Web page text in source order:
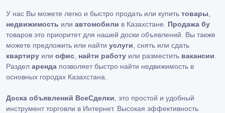
У нас Вы можете легко и быстро продать или купить товары
недвижимость или автомобили в Казахстане. Продажа бу
товаров это приоритет для нашей доски объявлений. Вы также
можете предложить или найти услуги , снять или сдать
квартиру или офис найти работу или разместить вакансии
Раздел аренда позволяет быстро найти недвижимость в
основных городах Казахстана.
Доска объявлений ВсеСделки , это простой и удобный
инструмент торговли в Интернет. Высокая эффективность